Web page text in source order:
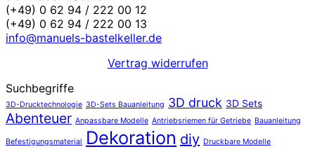
(+49) 0 62 94 / 222 00 12
(+49) 0 62 94 / 222 00 13
info@manuels-bastelkeller.de
Vertrag widerrufen
Suchbegriffe
3D-Drucktechnologie 3D-Sets Bauanleitung 3D druck 3D Sets
Abenteuer Anpassbare Modelle Antriebsriemen für Getriebe Bauanleitung
Befestigungsmaterial Dekoration diy Druckbare Modelle